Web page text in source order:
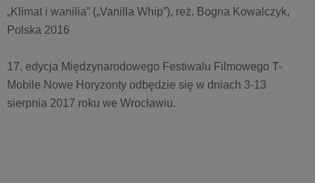
„Klimat i wanilia” („Vanilla Whip”), reż. Bogna Kowalczyk,
Polska 2016
17. edycja Międzynarodowego Festiwalu Filmowego T-
Mobile Nowe Horyzonty odbędzie się w dniach 3-13
sierpnia 2017 roku we Wrocławiu.